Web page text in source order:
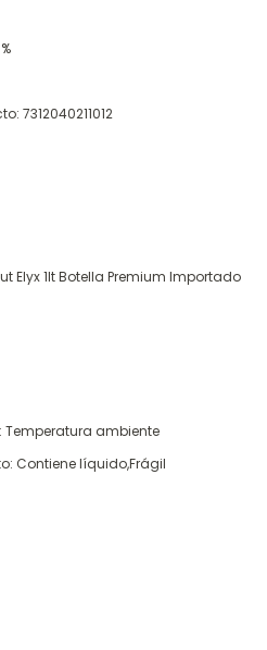
7312040211012
Elyx 1lt Botella Premium Importado
ambiente
Contiene líquido,Frágil